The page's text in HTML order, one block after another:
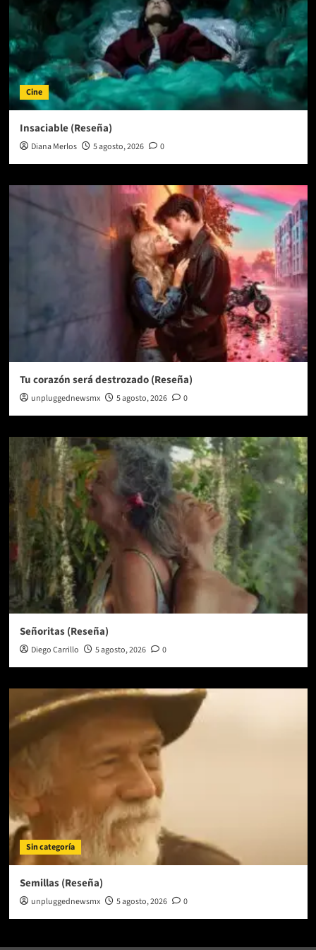
Cine
Insaciable (Reseña)
Diana Merlos 5 agosto, 2026 0
Tu corazón será destrozado (Reseña)
unpluggednewsmx 5 agosto, 2026 0
Señoritas (Reseña)
Diego Carrillo 5 agosto, 2026 0
Sin categoría
Semillas (Reseña)
unpluggednewsmx 5 agosto, 2026 0